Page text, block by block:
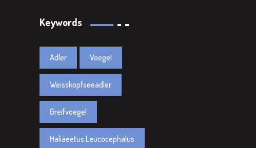
Keywords
Adler Voegel
Weisskopfseeadler
Greifvoegel
Haliaeetus Leucocephalus